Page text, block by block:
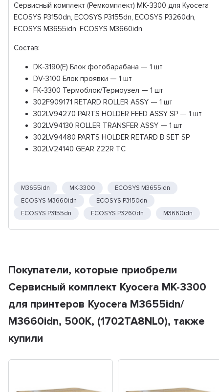
Сервисный комплект (Ремкомплект) MK-3300 для Kyocera
ECOSYS P3150dn, ECOSYS P3155dn, ECOSYS P3260dn,
ECOSYS M3655idn, ECOSYS M3660idn
Состав:
DK-3190(E) Блок фотобарабана — 1 шт
DV-3100 Блок проявки — 1 шт
FK-3300 Термоблок/Термоузел — 1 шт
302F909171 RETARD ROLLER ASSY — 1 шт
302LV94270 PARTS HOLDER FEED ASSY SP — 1 шт
302LV94130 ROLLER TRANSFER ASSY — 1 шт
302LV94480 PARTS HOLDER RETARD B SET SP
302LV24140 GEAR Z22R TC
M3655idn MK-3300
ECOSYS M3655idn
ECOSYS M3660idn
ECOSYS P3150dn
ECOSYS P3155dn
ECOSYS P3260dn M3660idn
Покупатели, которые приобрели
Сервисный комплект Kyocera MK-3300
для принтеров Kyocera M3655idn/
M3660idn, 500K, (1702TA8NL0), также
купили